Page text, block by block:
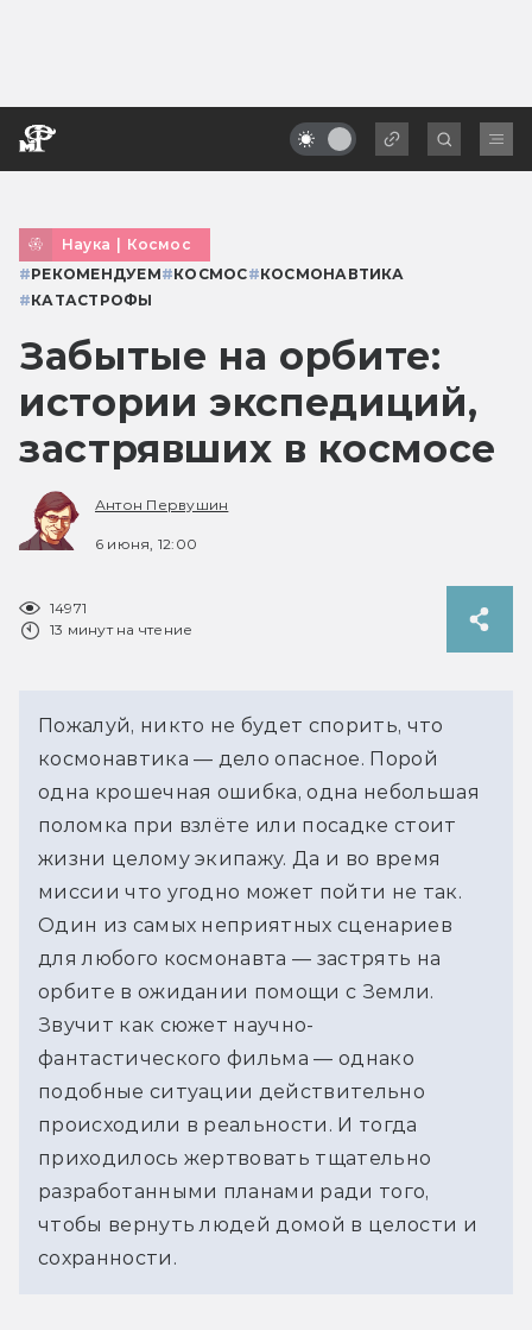
Наука | Космос
#РЕКОМЕНДУЕМ#КОСМОС#КОСМОНАВТИКА
#КАТАСТРОФЫ
Забытые на орбите:
истории экспедиций,
застрявших в космосе
Антон Первушин
6 июня, 12:00
14971
13 минут на чтение
Пожалуй, никто не будет спорить, что
космонавтика — дело опасное. Порой
одна крошечная ошибка, одна небольшая
поломка при взлёте или посадке стоит
жизни целому экипажу. Да и во время
миссии что угодно может пойти не так.
Один из самых неприятных сценариев
для любого космонавта — застрять на
орбите в ожидании помощи с Земли.
Звучит как сюжет научно-
фантастического фильма — однако
подобные ситуации действительно
приходилось жертвовать тщательно
разработанными планами ради того,
чтобы вернуть людей домой в целости и
сохранности.